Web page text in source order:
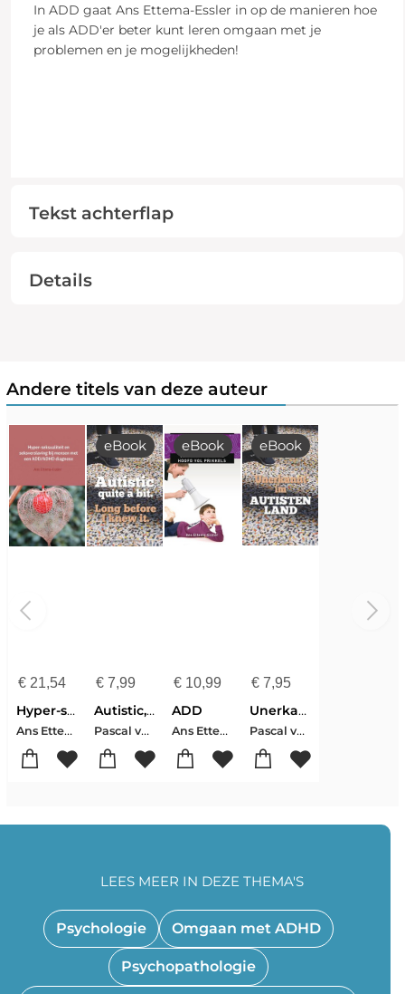
In ADD gaat Ans Ettema-Essler in op de manieren hoe
je als ADD'er beter kunt leren omgaan met je
problemen en je mogelijkheden!
Tekst achterflap
Details
Andere titels van deze auteur
€21,54
Hyper-seksualiteit en seksverslaving bij mensen met een ADD/ADHD diagnose
Ans Ettema-Essler
€7,99
eBook
Autistic, quite a bit.
Pascal van IJzendoorn-Ans Ettema-Essler
€ 10,99
eBook
ADD
Ans Ettema-Essler
€ 7,95
eBook
Unerkannt im Autistenland
Pascal van IJzendoorn-Ans Ettema-Essler
Psychologie Omgaan met ADHD
Psychopathologie
LEES MEER IN DEZE THEMA'S